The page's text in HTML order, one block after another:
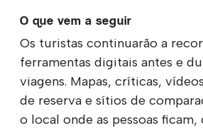
O que vem a seguir
Os turistas continuarão a
ferramentas digitais antes e
viagens. Mapas, críticas,
de reserva e sítios de
o local onde as pessoas